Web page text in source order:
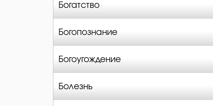
Богатство
Богопознание
Богоугождение
Болезнь